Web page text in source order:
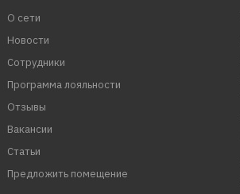
О сети
Новости
Сотрудники
Программа лояльности
Отзывы
Вакансии
Статьи
Предложить помещение